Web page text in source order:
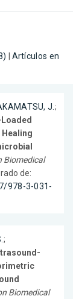
Artículos en
J. ;
Biomedical
de:
978-3-031-
;
Biomedical